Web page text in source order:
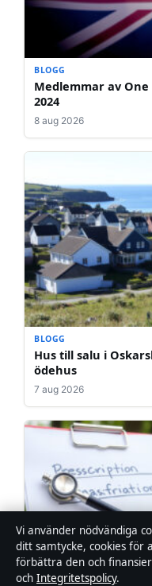
BLOGG
Medlemmar av
2024
8 aug 2026
BLOGG
Hus till salu i
ödehus
7 aug 2026
Vi använder nödvändiga
ditt samtycke, cookies för
förbättra den och
och Integritetspolicy.